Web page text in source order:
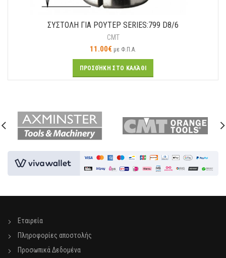
ΣΥΣΤΟΛΗ ΓΙΑ ΡΟΥΤΕΡ SERIES:799 D8/6
CMT
11.00€ με Φ.Π.Α.
ΠΡΟΣΘΉΚΗ ΣΤΟ ΚΑΛΆΘΙ
Εταιρεία
Πληροφορίες αποστολής
Προσωπικά Δεδομένα